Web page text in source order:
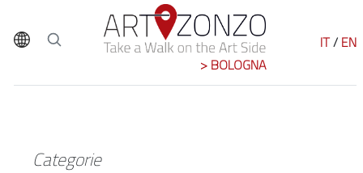
> BOLOGNA
IT/ EN
Categorie